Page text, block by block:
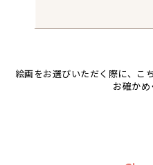
絵画をお選びいただく際に、こ
お確かめ